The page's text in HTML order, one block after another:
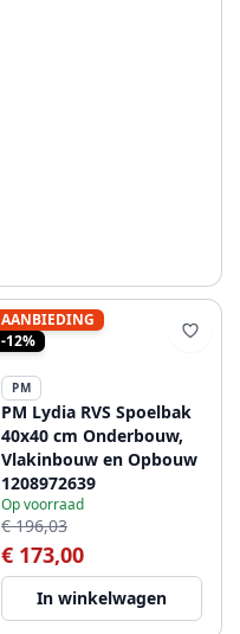
AANBIEDING
-12%
PM
PM Lydia RVS Spoelbak
40x40 cm Onderbouw,
Vlakinbouw en Opbouw
1208972639
Op voorraad
€ 196,03
€ 173,00
In winkelwagen